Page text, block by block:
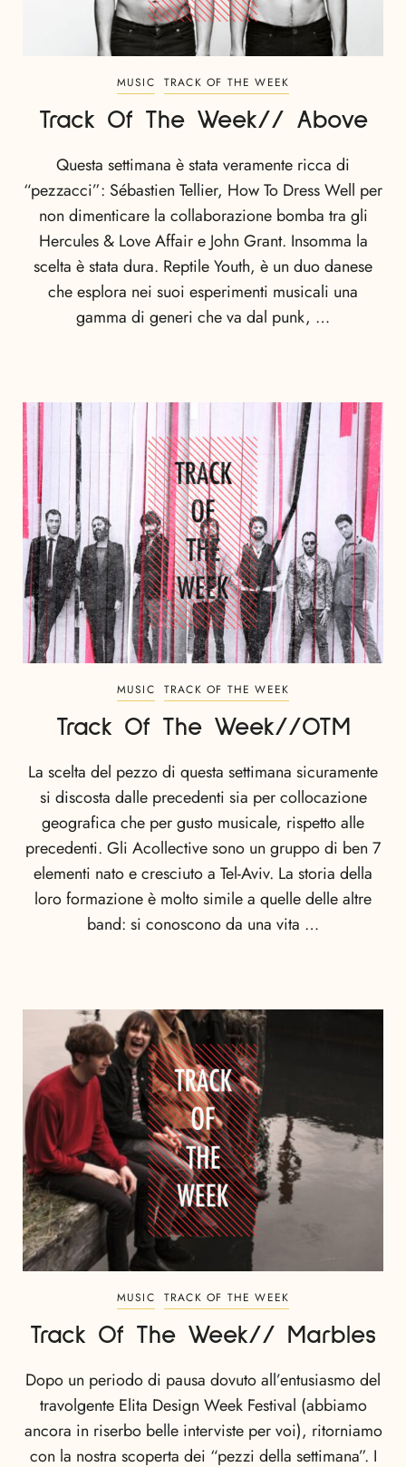
MUSIC TRACK OF THE WEEK
Track Of The Week// Above
Questa settimana è stata veramente ricca di
“pezzacci”: Sébastien Tellier, How To Dress Well per
non dimenticare la collaborazione bomba tra gli
Hercules & Love Affair e John Grant. Insomma la
scelta è stata dura. Reptile Youth, è un duo danese
che esplora nei suoi esperimenti musicali una
gamma di generi che va dal punk, …
MUSIC TRACK OF THE WEEK
Track Of The Week//OTM
La scelta del pezzo di questa settimana sicuramente
si discosta dalle precedenti sia per collocazione
geografica che per gusto musicale, rispetto alle
precedenti. Gli Acollective sono un gruppo di ben 7
elementi nato e cresciuto a Tel-Aviv. La storia della
loro formazione è molto simile a quelle delle altre
band: si conoscono da una vita …
MUSIC TRACK OF THE WEEK
Track Of The Week// Marbles
Dopo un periodo di pausa dovuto all’entusiasmo del
travolgente Elita Design Week Festival (abbiamo
ancora in riserbo belle interviste per voi), ritorniamo
con la nostra scoperta dei “pezzi della settimana”. I